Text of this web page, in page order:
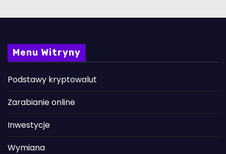
Menu Witryny
Podstawy kryptowalut
Zarabianie online
Inwestycje
Wymiana